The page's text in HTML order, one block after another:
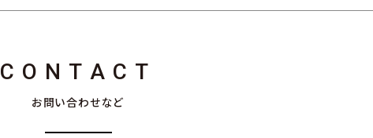
CONTACT
お問い合わせなど